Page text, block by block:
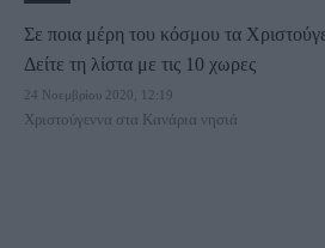
Σε ποια μέρη του κόσμου τα
Δείτε τη λίστα με τις 10 χωρες
24 Νοεμβρίου 2020, 12:19
Χριστούγεννα στα Κανάρια νησιά